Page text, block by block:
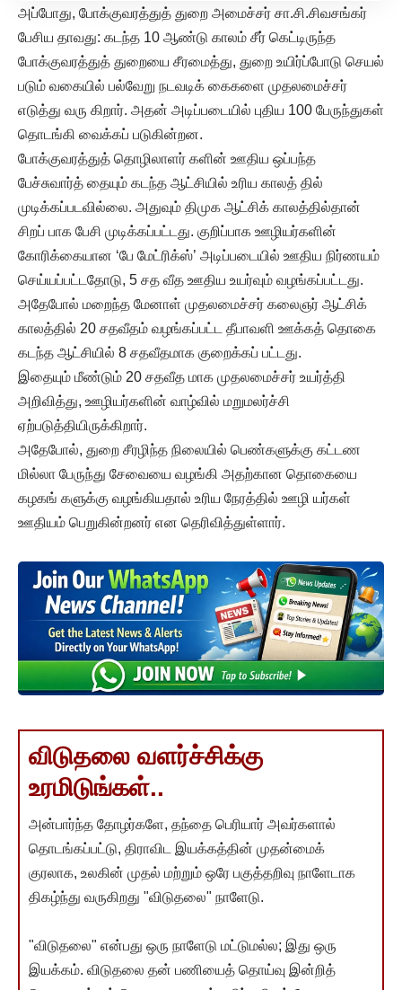
அப்போது, போக்குவரத்துத் துறை அமைச்சர் சா.சி.சிவசங்கர்
பேசிய தாவது: கடந்த 10 ஆண்டு காலம் சீர் கெட்டிருந்த
போக்குவரத்துத் துறையை சீரமைத்து, துறை உயிர்ப்போடு செயல்
படும் வகையில் பல்வேறு நடவடிக் கைகளை முதலமைச்சர்
எடுத்து வரு கிறார். அதன் அடிப்படையில் புதிய 100 பேருந்துகள்
தொடங்கி வைக்கப் படுகின்றன.
போக்குவரத்துத் தொழிலாளர் களின் ஊதிய ஒப்பந்த
பேச்சுவார்த் தையும் கடந்த ஆட்சியில் உரிய காலத் தில்
முடிக்கப்படவில்லை. அதுவும் திமுக ஆட்சிக் காலத்தில்தான்
சிறப் பாக பேசி முடிக்கப்பட்டது. குறிப்பாக ஊழியர்களின்
கோரிக்கையான ‘பே மேட்ரிக்ஸ்’ அடிப்படையில் ஊதிய நிர்ணயம்
செய்யப்பட்டதோடு, 5 சத வீத ஊதிய உயர்வும் வழங்கப்பட்டது.
அதேபோல் மறைந்த மேனாள் முதலமைச்சர் கலைஞர் ஆட்சிக்
காலத்தில் 20 சதவீதம் வழங்கப்பட்ட தீபாவளி ஊக்கத் தொகை
கடந்த ஆட்சியில் 8 சதவீதமாக குறைக்கப் பட்டது.
இதையும் மீண்டும் 20 சதவீத மாக முதலமைச்சர் உயர்த்தி
அறிவித்து, ஊழியர்களின் வாழ்வில் மறுமலர்ச்சி
ஏற்படுத்தியிருக்கிறார்.
அதேபோல், துறை சீரழிந்த நிலையில் பெண்களுக்கு கட்டண
மில்லா பேருந்து சேவையை வழங்கி அதற்கான தொகையை
கழகங் களுக்கு வழங்கியதால் உரிய நேரத்தில் ஊழி யர்கள்
ஊதியம் பெறுகின்றனர் என தெரிவித்துள்ளார்.
விடுதலை வளர்ச்சிக்கு
உரமிடுங்கள்..
அன்பார்ந்த தோழர்களே, தந்தை பெரியார் அவர்களால்
தொடங்கப்பட்டு, திராவிட இயக்கத்தின் முதன்மைக்
குரலாக, உலகின் முதல் மற்றும் ஒரே பகுத்தறிவு நாளேடாக
திகழ்ந்து வருகிறது "விடுதலை" நாளேடு.
"விடுதலை" என்பது ஒரு நாளேடு மட்டுமல்ல; இது ஒரு
இயக்கம். விடுதலை தன் பணியைத் தொய்வு இன்றித்